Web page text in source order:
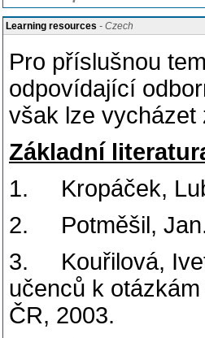
Learning resources - Czech
Pro příslušnou
odpovídající
však lze vycházet
Základní
1. Kropáček,
2. Potměšil, Jan.
3. Kouřilová,
učenců k
ČR, 2003.